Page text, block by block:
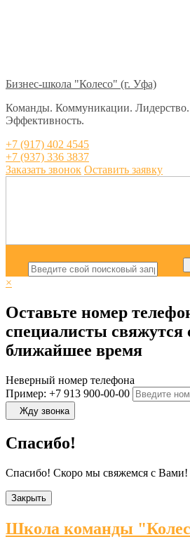
Бизнес-школа "Колесо" (г. Уфа)
Команды. Коммуникации.
Эффективность.
+7 (917) 402 4545
+7 (937) 336 3837
Заказать звонок Оставить заявку
×
Оставьте номер
специалисты свяжутся
ближайшее время
Неверный номер телефона
Пример: +7 913 900-00-00
Жду звонка
Спасибо!
Спасибо! Скоро мы свяжемся с Вами!
Закрыть
Школа команды